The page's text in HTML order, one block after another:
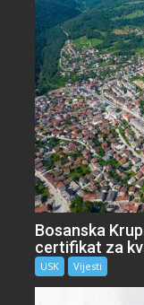
Bosanska
certifikat za
USK Vijesti